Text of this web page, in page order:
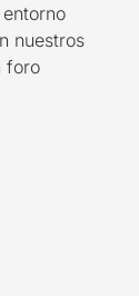
nuestros
foro